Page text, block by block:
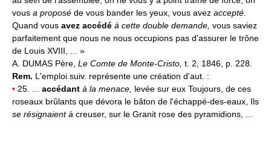
vous a proposé de vous bander les yeux, vous avez accepté.
Quand vous avez accédé à cette double demande, vous saviez
parfaitement que nous ne nous occupions pas d'assurer le trône
de Louis XVIII, ... »
A. DUMAS Père, Le Comte de Monte-Cristo, t. 2, 1846, p. 228.
Rem. L'emploi suiv. représente une création d'aut. :
• 25. ... accédant à la menace, levée sur eux Toujours, de ces
roseaux brûlants que dévora le bâton de l'échappé-des-eaux, Ils
se résignaient à creuser, sur le Granit rose des pyramidions, ...